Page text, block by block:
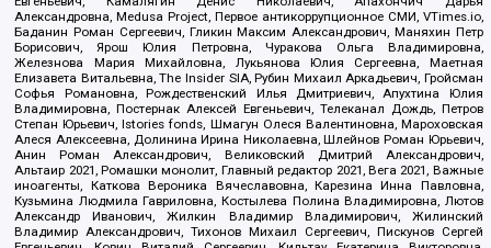
Александровна, Medusa Project, Первое антикоррупционное СМИ, VTimes.io,
Баданин Роман Сергеевич, Гликин Максим Александрович, Маняхин Петр
Борисович, Ярош Юлия Петровна, Чуракова Ольга Владимировна,
Железнова Мария Михайловна, Лукьянова Юлия Сергеевна, Маетная
Елизавета Витальевна, The Insider SIA, Рубин Михаил Аркадьевич, Гройсман
Софья Романовна, Рождественский Илья Дмитриевич, Апухтина Юлия
Владимировна, Постернак Алексей Евгеньевич, Телеканал Дождь, Петров
Степан Юрьевич, Istories fonds, Шмагун Олеся Валентиновна, Мароховская
Алеся Алексеевна, Долинина Ирина Николаевна, Шлейнов Роман Юрьевич,
Анин Роман Александрович, Великовский Дмитрий Александрович,
Альтаир 2021, Ромашки монолит, Главный редактор 2021, Вега 2021, Важные
иноагенты, Каткова Вероника Вячеславовна, Карезина Инна Павловна,
Кузьмина Людмила Гавриловна, Костылева Полина Владимировна, Лютов
Александр Иванович, Жилкин Владимир Владимирович, Жилинский
Владимир Александрович, Тихонов Михаил Сергеевич, Пискунов Сергей